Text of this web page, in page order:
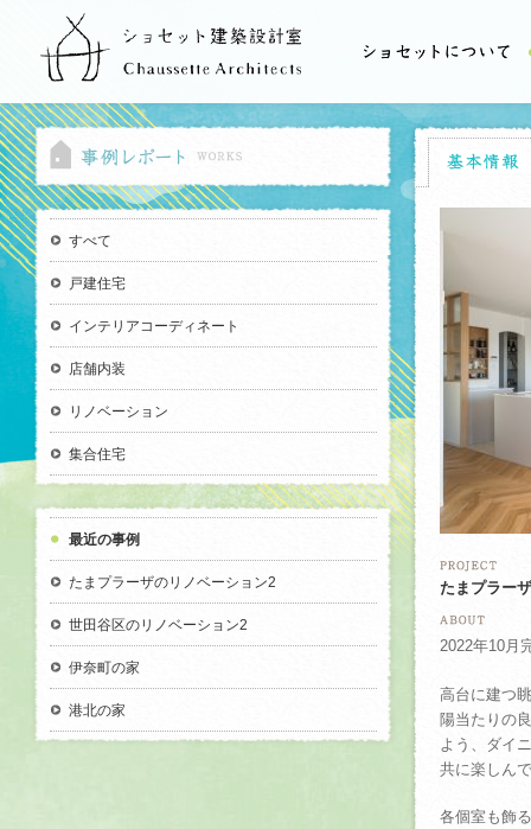
すべて
戸建住宅
インテリアコーディネート
店舗内装
リノベーション
集合住宅
最近の事例
たまプラーザのリノベーション2
世田谷区のリノベーション2
伊奈町の家
港北の家
たまプラー
2022年10月
高台に建つ
陽当たりの
よう、ダイ
共に楽しん
各個室も飾